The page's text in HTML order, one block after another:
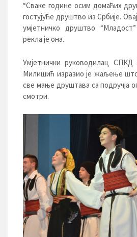
“Сваке године осим домаћих
гостујуће друштво из Србије.
умјетничко друштво
рекла је она.
Умјетнички руководилац СПКД
Милишић изразио је жаљење
све мање друштава са подручја
смотри.